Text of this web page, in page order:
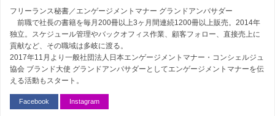
フリーランス秘書／エンゲージメントマナー グランドアンバサダー
前職で社長の書籍を毎月200冊以上3ヶ月間連続1200冊以上販売。2014年
独立。スケジュール管理やバックオフィス作業、顧客フォロー、直接売上に
貢献など、その職域は多岐に渡る。
2017年11月より一般社団法人日本エンゲージメントマナー・コンシェルジュ
協会 ブランド大使 グランドアンバサダーとしてエンゲージメントマナーを伝
える活動もスタート。
Facebook Instagram